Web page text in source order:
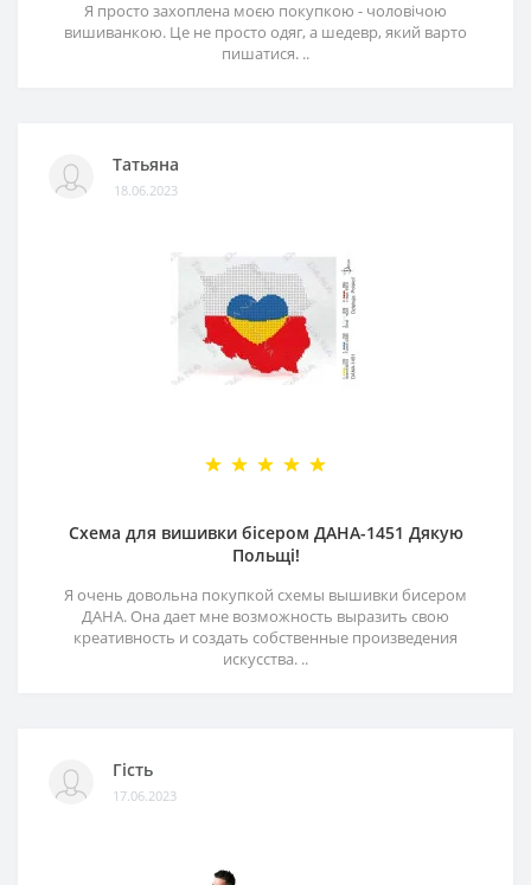
Я просто захоплена моєю покупкою - чоловічою
вишиванкою. Це не просто одяг, а шедевр, який варто
пишатися. ..
Татьяна
18.06.2023
Схема для вишивки бісером ДАНА-1451 Дякую
Польщі!
Я очень довольна покупкой схемы вышивки бисером
ДАНА. Она дает мне возможность выразить свою
креативность и создать собственные произведения
искусства. ..
Гість
17.06.2023